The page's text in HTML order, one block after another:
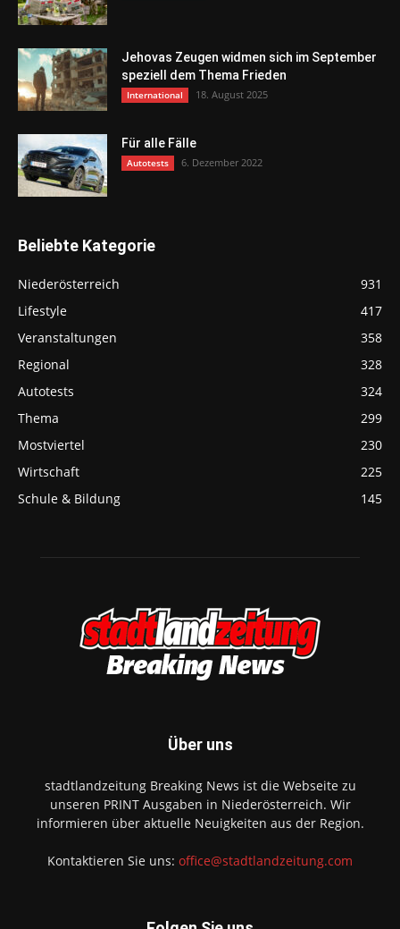
Jehovas Zeugen widmen sich im September
speziell dem Thema Frieden
International 18. August 2025
Für alle Fälle
Autotests 6. Dezember 2022
Beliebte Kategorie
Niederösterreich
931
Lifestyle
417
Veranstaltungen
358
Regional
328
Autotests
324
Thema
299
Mostviertel
230
Wirtschaft
225
Schule & Bildung
145
Über uns
stadtlandzeitung Breaking News ist die Webseite zu
unseren PRINT Ausgaben in Niederösterreich. Wir
informieren über aktuelle Neuigkeiten aus der Region.
Kontaktieren Sie uns: office@stadtlandzeitung.com